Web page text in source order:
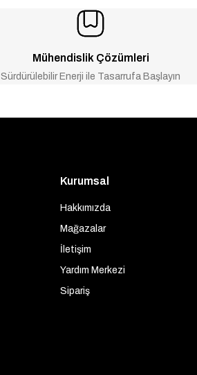
Mühendislik Çözümleri
Sürdürülebilir Enerji ile Tasarrufa Başlayın
Kurumsal
Hakkımızda
Mağazalar
İletişim
Yardım Merkezi
Sipariş